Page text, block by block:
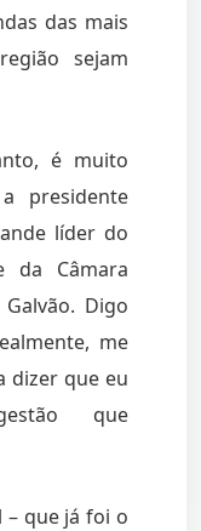
das mais
sejam
é muito
presidente
líder do
da Câmara
Digo
me
dizer que eu
que
– que já foi o